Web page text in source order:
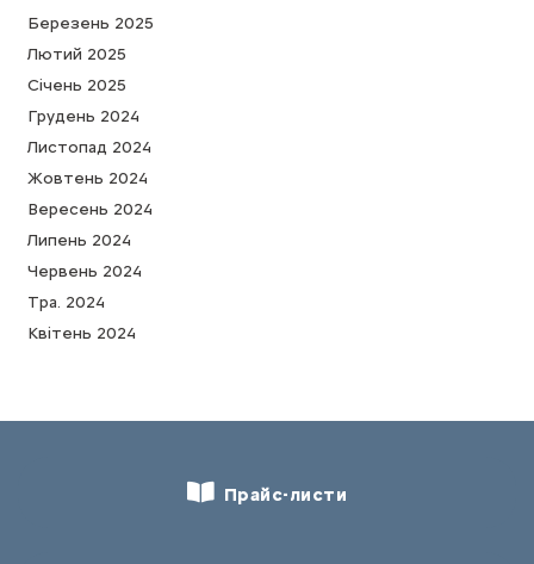
Березень 2025
Лютий 2025
Cічень 2025
Грудень 2024
Листопад 2024
Жовтень 2024
Вересень 2024
Липень 2024
Червень 2024
Тра. 2024
Квітень 2024
Прайс-листи